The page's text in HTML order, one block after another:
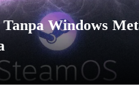
Windows